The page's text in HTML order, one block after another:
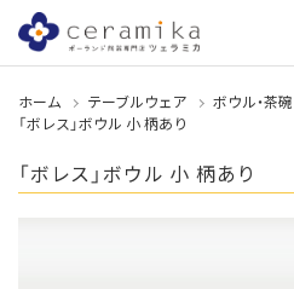
ホーム テーブルウェア
ボウル・茶
「ボレス」ボウル 小 柄あり
「ボレス」ボウル 小 柄あり